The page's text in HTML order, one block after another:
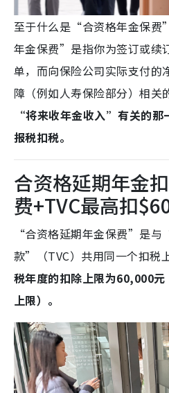
至于什么是“合资格年金保
年金保费”是指你为签订或续
单，而向保险公司实际支付的
障（例如人寿保险部分）相关
“将来收年金收入”有关的那
报税扣税。
合资格延期年金
费+TVC最高扣
“合资格延期年金保费”是与
款”（TVC）共用同一个扣税
税年度的扣除上限为60,000
上限）。